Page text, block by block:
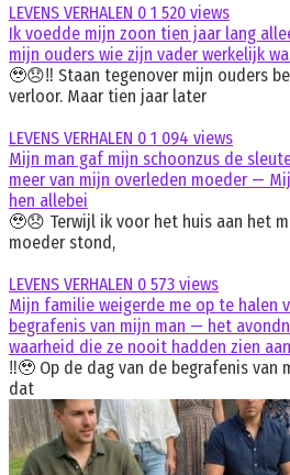
LEVENS VERHALEN 0 1 520 views
Ik voedde mijn zoon tien jaar lang
mijn ouders wie zijn vader werkelijk
🥹😞‼️ Staan tegenover mijn ouders
verloor. Maar tien jaar later
LEVENS VERHALEN 0 1 094 views
Mijn man gaf mijn schoonzus de
meer van mijn overleden moeder —
hen allebei
🥹😞 Terwijl ik voor het huis aan het
moeder stond,
LEVENS VERHALEN 0 573 views
Mijn familie weigerde me op te halen
begrafenis van mijn man — het
waarheid die ze nooit hadden zien
‼️🥹 Op de dag van de begrafenis
dat